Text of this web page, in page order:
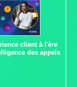
client à l'ère
des appels